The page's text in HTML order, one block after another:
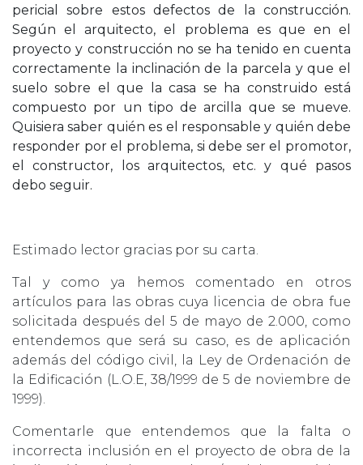
pericial sobre estos defectos de la construcción.
Según el arquitecto, el problema es que en el
proyecto y construcción no se ha tenido en cuenta
correctamente la inclinación de la parcela y que el
suelo sobre el que la casa se ha construido está
compuesto por un tipo de arcilla que se mueve.
Quisiera saber quién es el responsable y quién debe
responder por el problema, si debe ser el promotor,
el constructor, los arquitectos, etc. y qué pasos
debo seguir.
Estimado lector gracias por su carta.
Tal y como ya hemos comentado en otros
artículos para las obras cuya licencia de obra fue
solicitada después del 5 de mayo de 2.000, como
entendemos que será su caso, es de aplicación
además del código civil, la Ley de Ordenación de
la Edificación (L.O.E, 38/1999 de 5 de noviembre de
1999).
Comentarle que entendemos que la falta o
incorrecta inclusión en el proyecto de obra de la